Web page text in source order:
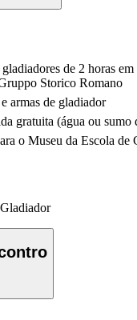
de 2 horas
Storico Romano
armas de gladiador
gratuita (água ou sumo
o Museu da Escola de